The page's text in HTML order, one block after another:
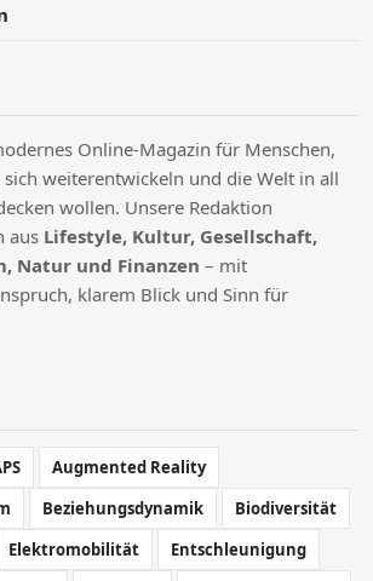
Online-Magazin für Menschen,
weiterentwickeln und die Welt in all
wollen. Unsere Redaktion
aus Lifestyle, Kultur, Gesellschaft,
Natur und Finanzen – mit
klarem Blick und Sinn für
Augmented Reality
Beziehungsdynamik
Biodiversität
Elektromobilität
Entschleunigung